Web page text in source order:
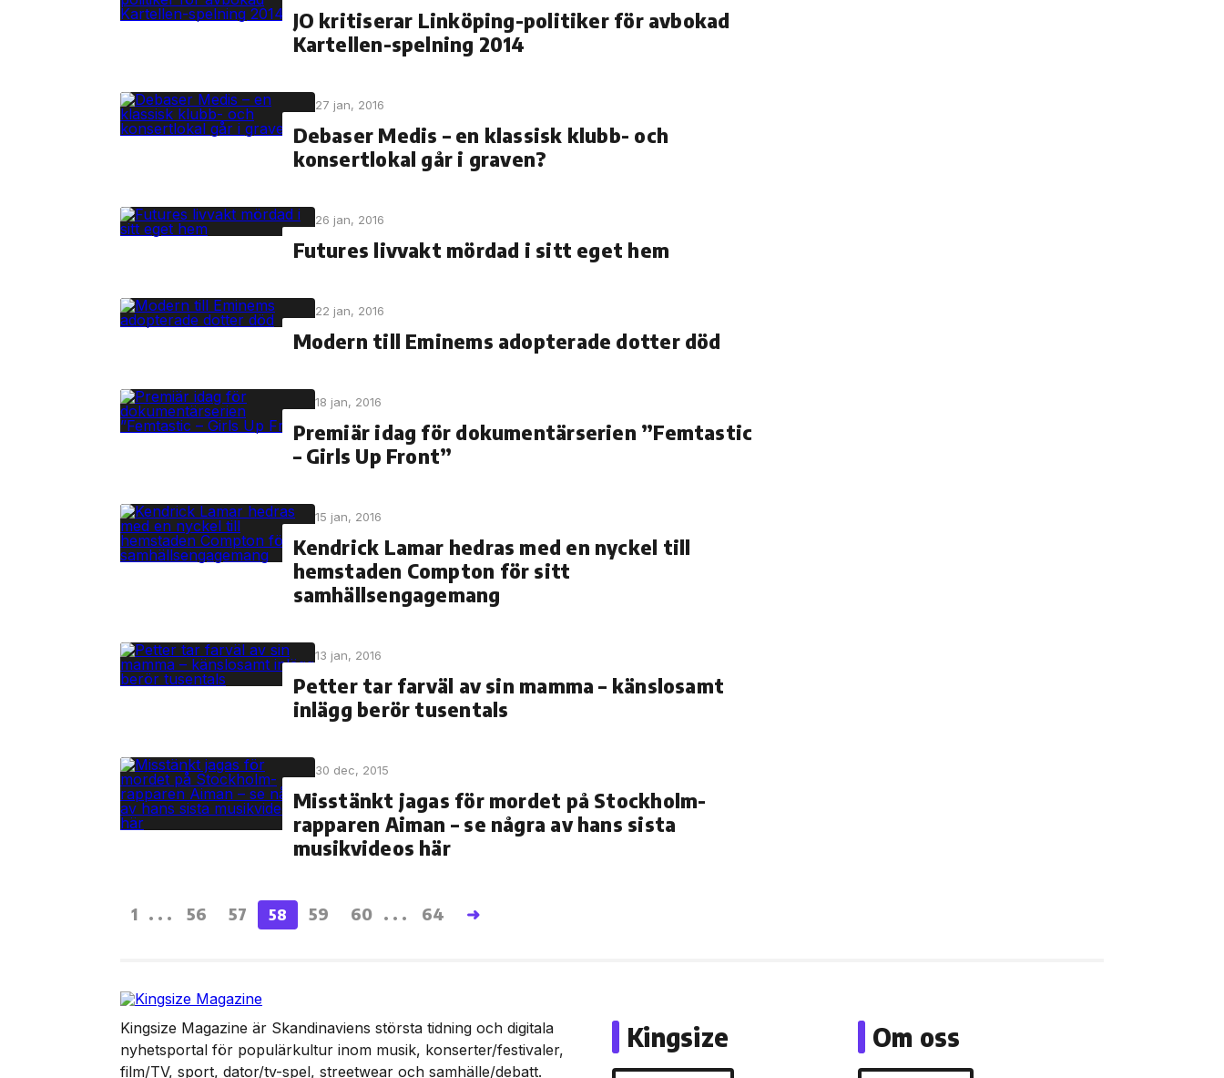
JO kritiserar Linköping-politiker för avbokad
Kartellen-spelning 2014
27 jan, 2016
Debaser Medis – en klassisk klubb- och
konsertlokal går i graven?
26 jan, 2016
Futures livvakt mördad i sitt eget hem
22 jan, 2016
Modern till Eminems adopterade dotter död
18 jan, 2016
Premiär idag för dokumentärserien ”Femtastic
– Girls Up Front”
15 jan, 2016
Kendrick Lamar hedras med en nyckel till
hemstaden Compton för sitt
samhällsengagemang
13 jan, 2016
Petter tar farväl av sin mamma – känslosamt
inlägg berör tusentals
30 dec, 2015
Misstänkt jagas för mordet på Stockholm-
rapparen Aiman – se några av hans sista
musikvideos här
1 ... 56 57 58 59 60 ... 64 ➜
Kingsize Magazine är Skandinaviens största tidning och digitala
nyhetsportal för populärkultur inom musik, konserter/festivaler,
film/TV, sport, dator/tv-spel, streetwear och samhälle/debatt.
Kingsize Om oss